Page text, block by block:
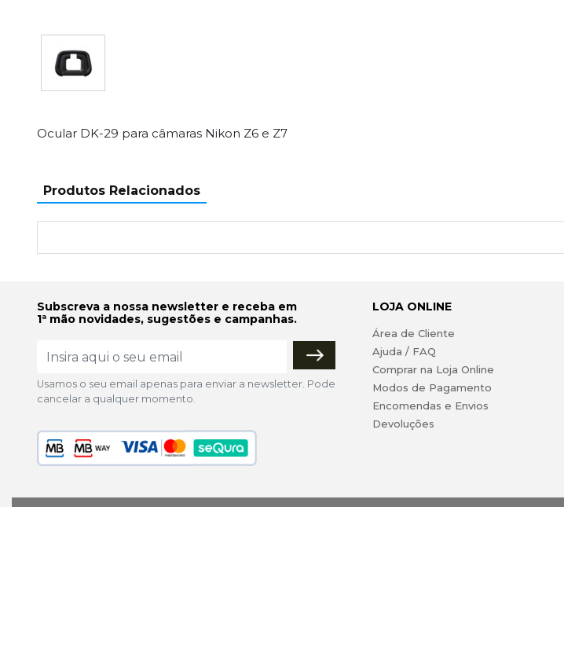
Ocular DK-29 para câmaras Nikon Z6 e Z7
Produtos Relacionados
Subscreva a nossa newsletter e receba em
1ª mão novidades, sugestões e campanhas.
Usamos o seu email apenas para enviar a newsletter. Pode
cancelar a qualquer momento.
LOJA ONLINE
Área de Cliente
Ajuda / FAQ
Comprar na Loja Online
Modos de Pagamento
Encomendas e Envios
Devoluções